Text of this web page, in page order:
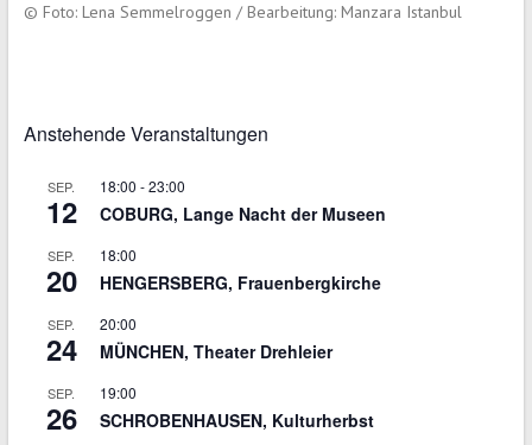
© Foto: Lena Semmelroggen / Bearbeitung: Manzara Istanbul
Anstehende Veranstaltungen
SEP.
12
18:00 -23:00
COBURG, Lange Nacht der Museen
SEP.
20
18:00
HENGERSBERG, Frauenbergkirche
SEP.
24
20:00
MÜNCHEN, Theater Drehleier
SEP.
26
19:00
SCHROBENHAUSEN, Kulturherbst